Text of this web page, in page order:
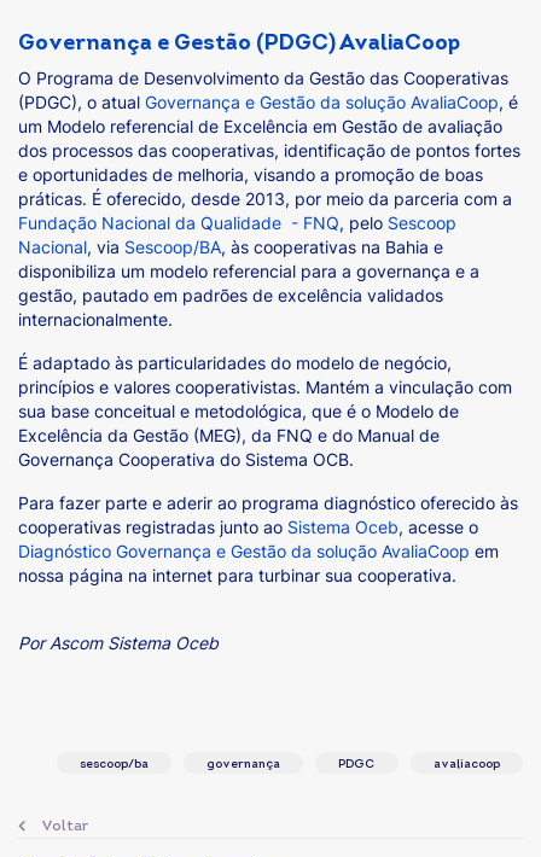
Governança e Gestão (PDGC) AvaliaCoop
O Programa de Desenvolvimento da Gestão das Cooperativas
(PDGC), o atual Governança e Gestão da solução AvaliaCoop, é
um Modelo referencial de Excelência em Gestão de avaliação
dos processos das cooperativas, identificação de pontos fortes
e oportunidades de melhoria, visando a promoção de boas
práticas. É oferecido, desde 2013, por meio da parceria com a
Fundação Nacional da Qualidade - FNQ, pelo Sescoop
Nacional, via Sescoop/BA, às cooperativas na Bahia e
disponibiliza um modelo referencial para a governança e a
gestão, pautado em padrões de excelência validados
internacionalmente.
É adaptado às particularidades do modelo de negócio,
princípios e valores cooperativistas. Mantém a vinculação com
sua base conceitual e metodológica, que é o Modelo de
Excelência da Gestão (MEG), da FNQ e do Manual de
Governança Cooperativa do Sistema OCB.
Para fazer parte e aderir ao programa diagnóstico oferecido às
cooperativas registradas junto ao Sistema Oceb, acesse o
Diagnóstico Governança e Gestão da solução AvaliaCoop em
nossa página na internet para turbinar sua cooperativa.
Por Ascom Sistema Oceb
Voltar
sescoop/ba governança PDGC avaliacoop